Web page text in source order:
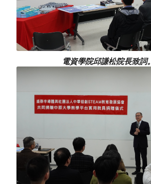
電資學院邱謙松院長致詞。